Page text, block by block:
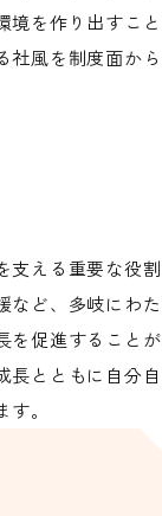
境を作り出すこと
社風を制度面から
支える重要な役割
など、多岐にわた
を促進することが
長とともに自分自
。